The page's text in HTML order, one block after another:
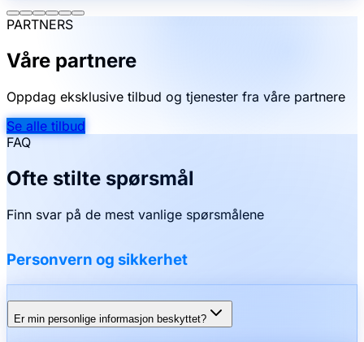
PARTNERS
Våre partnere
Oppdag eksklusive tilbud og tjenester fra våre partnere
Se alle tilbud
FAQ
Ofte stilte spørsmål
Finn svar på de mest vanlige spørsmålene
Personvern og sikkerhet
Er min personlige informasjon beskyttet?